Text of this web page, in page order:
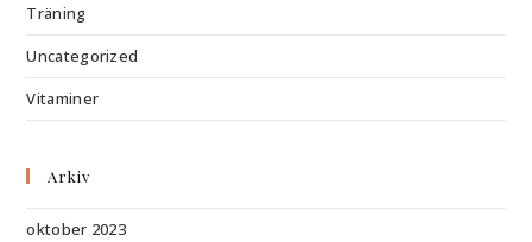
Träning
Uncategorized
Vitaminer
Arkiv
oktober 2023